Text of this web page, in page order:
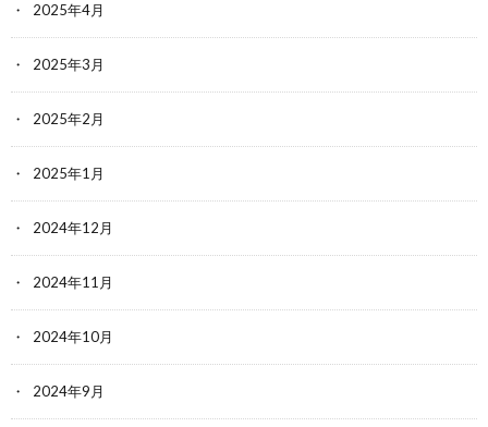
2025年4月
2025年3月
2025年2月
2025年1月
2024年12月
2024年11月
2024年10月
2024年9月